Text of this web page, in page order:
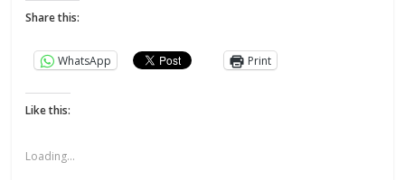
Share this:
WhatsApp Print
Like this:
Loading...